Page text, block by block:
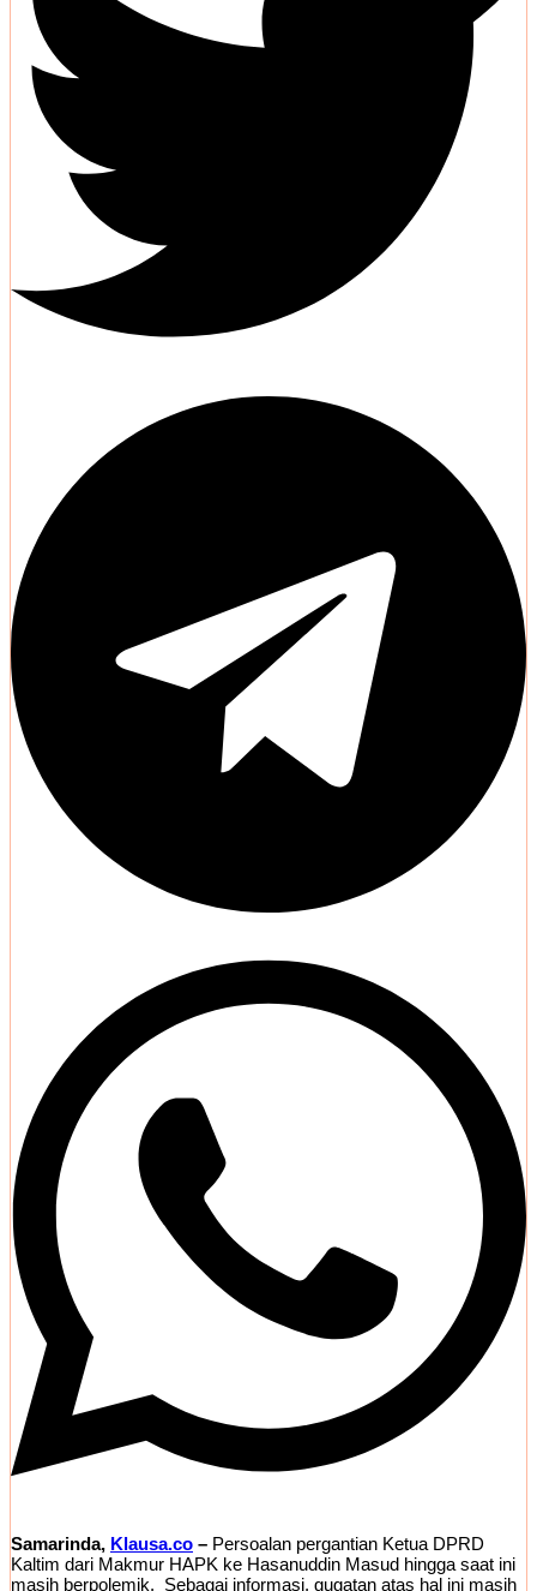
Samarinda, Klausa.co – Persoalan pergantian Ketua DPRD
Kaltim dari Makmur HAPK ke Hasanuddin Masud hingga saat ini
masih berpolemik. Sebagai informasi, gugatan atas hal ini masih